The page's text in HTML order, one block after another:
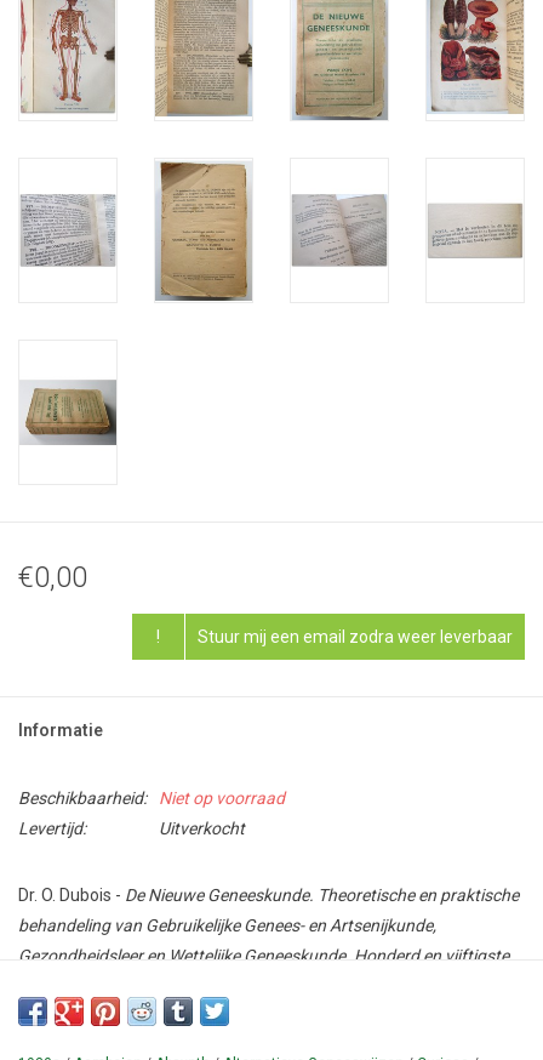
€0,00
! Stuur mij een email zodra weer leverbaar
Informatie
Beschikbaarheid:
Niet op voorraad
Levertijd:
Uitverkocht
Dr. O. Dubois - De Nieuwe Geneeskunde. Theoretische en praktische
behandeling van Gebruikelijke Genees- en Artsenijkunde,
Gezondheidsleer en Wettelijke Geneeskunde. Honderd en vijftigste
150e druk - [696] pp - Paperback - 11,5 x 17,5 cm.